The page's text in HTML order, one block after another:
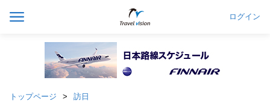
ログイン
トップページ 訪日